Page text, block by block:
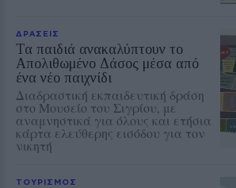
ΔΡΑΣΕΙΣ
Τα παιδιά ανακαλύπτουν το
Απολιθωμένο Δάσος μέσα από
ένα νέο παιχνίδι
Διαδραστική εκπαιδευτική δράση
στο Μουσείο του Σιγρίου, με
αναμνηστικά για όλους και ετήσια
κάρτα ελεύθερης εισόδου για τον
νικητή
ΤΟΥΡΙΣΜΟΣ